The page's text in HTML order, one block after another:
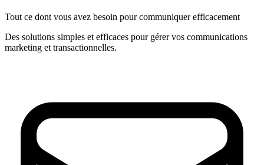
Tout ce dont vous avez besoin pour communiquer efficacement
Des solutions simples et efficaces pour gérer vos communications
marketing et transactionnelles.